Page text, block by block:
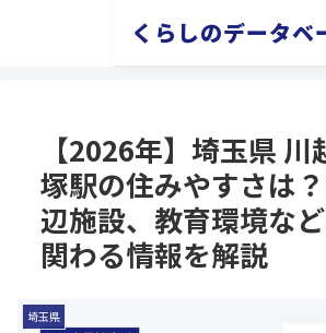
くらしのデータベ
【2026年】埼玉県 川
塚駅の住みやすさは
辺施設、教育環境な
関わる情報を解説
埼玉県